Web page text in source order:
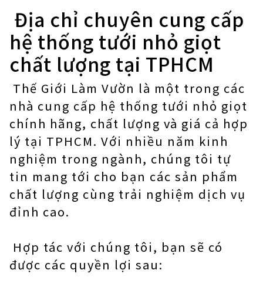
Địa chỉ chuyên cung cấp
hệ thống tưới nhỏ giọt
chất lượng tại TPHCM
Thế Giới Làm Vườn là một trong các
nhà cung cấp hệ thống tưới nhỏ giọt
chính hãng, chất lượng và giá cả hợp
lý tại TPHCM. Với nhiều năm kinh
nghiệm trong ngành, chúng tôi tự
tin mang tới cho bạn các sản phẩm
chất lượng cùng trải nghiệm dịch vụ
đỉnh cao.
Hợp tác với chúng tôi, bạn sẽ có
được các quyền lợi sau: